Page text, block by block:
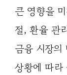
큰 영향을
절, 환율 관
금융 시장의
상황에 따라